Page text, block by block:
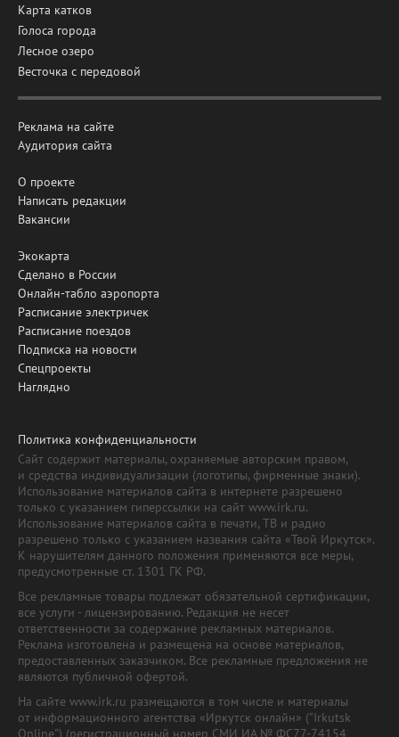
Карта катков
Голоса города
Лесное озеро
Весточка с передовой
Реклама на сайте
Аудитория сайта
О проекте
Написать редакции
Вакансии
Экокарта
Сделано в России
Онлайн-табло аэропорта
Расписание электричек
Расписание поездов
Подписка на новости
Спецпроекты
Наглядно
Политика конфиденциальности
Сайт содержит материалы, охраняемые авторским правом,
и средства индивидуализации (логотипы, фирменные знаки).
Использование материалов сайта в интернете разрешено
только с указанием гиперссылки на сайт www.irk.ru.
Использование материалов сайта в печати, ТВ и радио
разрешено только с указанием названия сайта «Твой Иркутск».
К нарушителям данного положения применяются все меры,
предусмотренные ст. 1301 ГК РФ.
Все рекламные товары подлежат обязательной сертификации,
все услуги - лицензированию. Редакция не несет
ответственности за содержание рекламных материалов.
Реклама изготовлена и размещена на основе материалов,
предоставленных заказчиком. Все рекламные предложения не
являются публичной офертой.
На сайте www.irk.ru размещаются в том числе и материалы
от информационного агентства «Иркутск онлайн» ("Irkutsk
Online") (регистрационный номер СМИ ИА № ФС77-74154